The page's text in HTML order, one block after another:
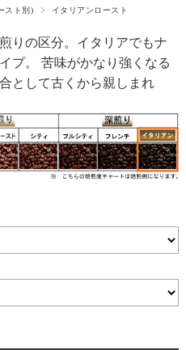
スト別) イタリアンロースト
りの区分。イタリアでもナ
プ。 苦味がかなり強くなる
として古くから親しまれ